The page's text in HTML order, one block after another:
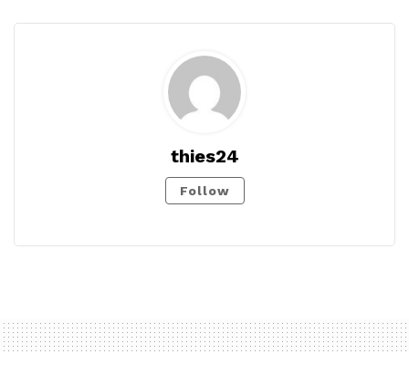
thies24
Follow